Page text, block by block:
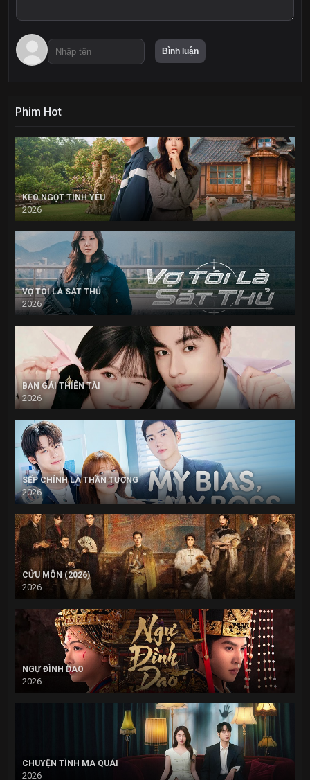
Phim Hot
KẸO NGỌT TÌNH YÊU
2026
VỢ TÔI LÀ SÁT THỦ
2026
BẠN GÁI THIÊN TÀI
2026
SẾP CHÍNH LÀ THẦN TƯỢNG
2026
CỬU MÔN (2026)
2026
NGỰ ĐÌNH DAO
2026
CHUYỆN TÌNH MA QUÁI
2026